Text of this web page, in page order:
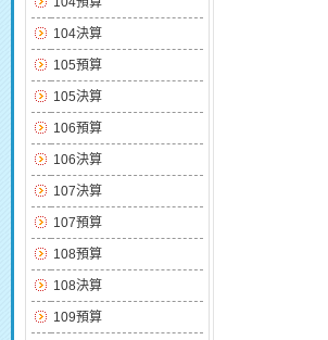
104決算
105預算
105決算
106預算
106決算
107決算
107預算
108預算
108決算
109預算